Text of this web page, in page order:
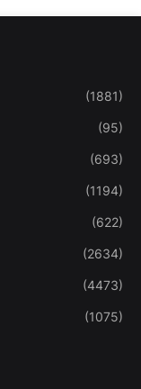
(1881)
(95)
(693)
(1194)
(622)
(2634)
(4473)
(1075)